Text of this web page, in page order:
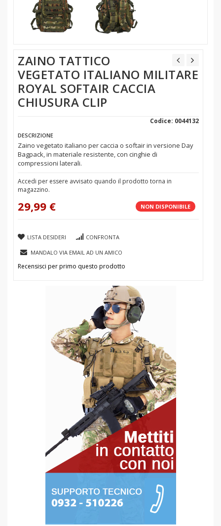
ZAINO TATTICO
VEGETATO ITALIANO MILITARE
ROYAL SOFTAIR CACCIA
CHIUSURA CLIP
Codice: 0044132
DESCRIZIONE
Zaino vegetato italiano per caccia o softair in versione Day
Bagpack, in materiale resistente, con cinghie di
compressioni laterali.
Accedi per essere avvisato quando il prodotto torna in
magazzino.
NON DISPONIBILE
29,99 €
LISTA DESIDERI CONFRONTA
MANDALO VIA EMAIL AD UN AMICO
Recensisci per primo questo prodotto